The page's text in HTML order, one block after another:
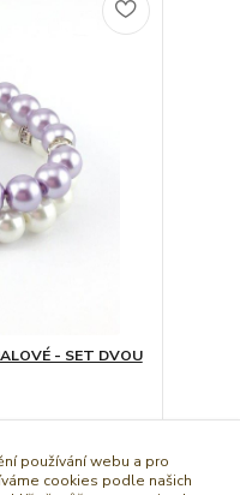
- SET DVOU
používání webu a pro
cookies podle našich